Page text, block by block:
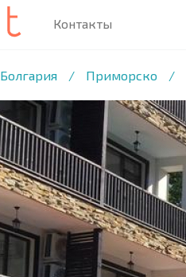
Контакты
Болгария / Приморско /